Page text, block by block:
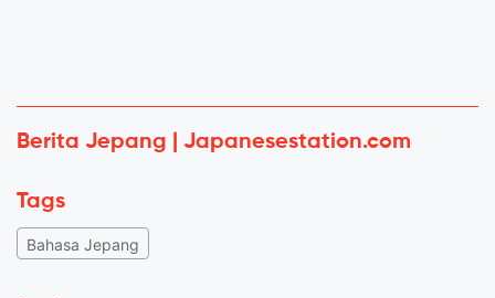
Berita Jepang | Japanesestation.com
Tags
Bahasa Jepang